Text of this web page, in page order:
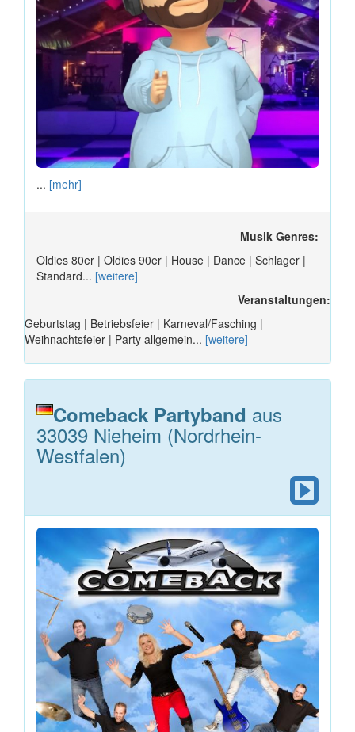
... [mehr]
Musik Genres:
Oldies 80er | Oldies 90er | House | Dance | Schlager |
Standard... [weitere]
Veranstaltungen:
Geburtstag | Betriebsfeier | Karneval/Fasching |
Weihnachtsfeier | Party allgemein... [weitere]
Comeback Partyband aus
33039 Nieheim (Nordrhein-
Westfalen)